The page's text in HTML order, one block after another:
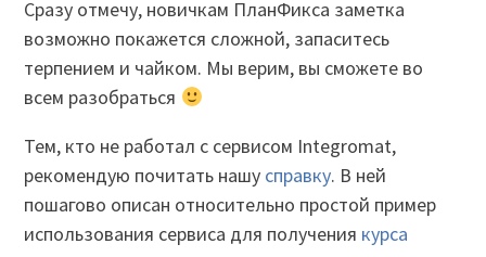
Сразу отмечу, новичкам ПланФикса заметка
возможно покажется сложной, запаситесь
терпением и чайком. Мы верим, вы сможете во
всем разобраться
Тем, кто не работал с сервисом Integromat,
рекомендую почитать нашу справку. В ней
пошагово описан относительно простой пример
использования сервиса для получения курса